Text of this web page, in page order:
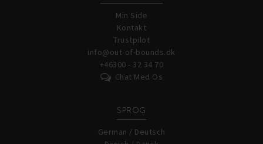
Min Side
Kontakt
Trustpilot
info@out-of-bounds.dk
+46300 - 32 34 70
Chat Med Os
SPROG
German / Deutsch